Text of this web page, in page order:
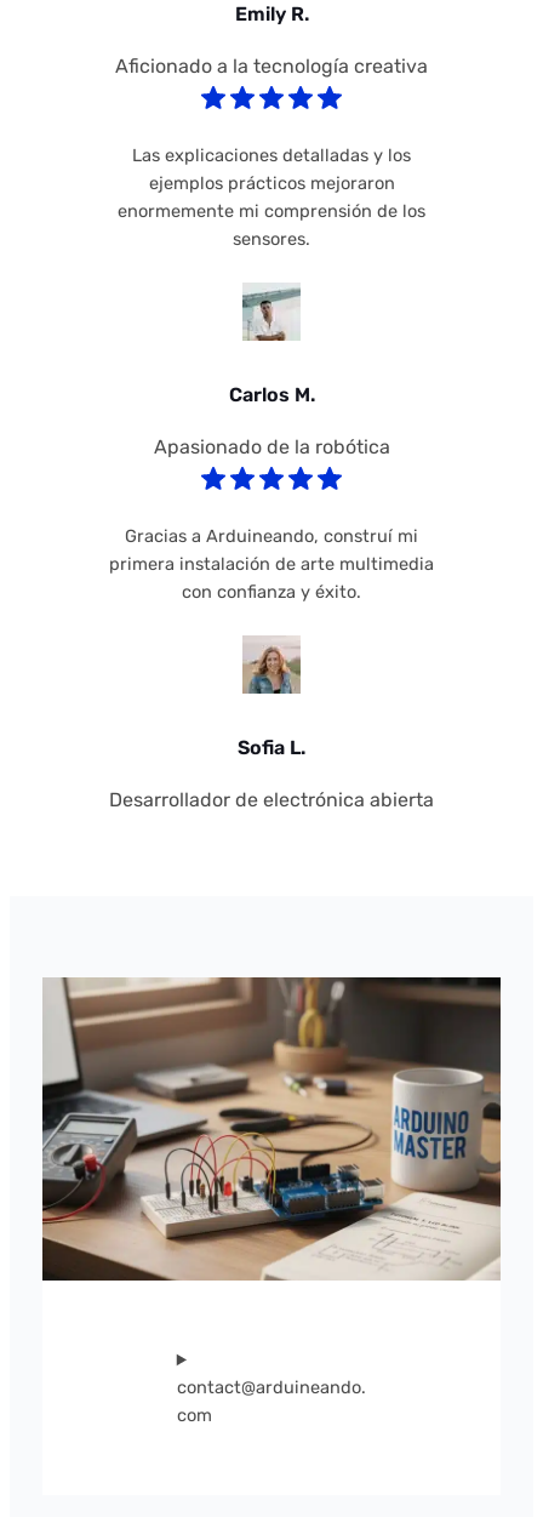
Emily R.
Aficionado a la tecnología creativa
Las explicaciones detalladas y los
ejemplos prácticos mejoraron
enormemente mi comprensión de los
sensores.
Carlos M.
Apasionado de la robótica
Gracias a Arduineando, construí mi
primera instalación de arte multimedia
con confianza y éxito.
Sofia L.
Desarrollador de electrónica abierta
contact@arduineando.
com